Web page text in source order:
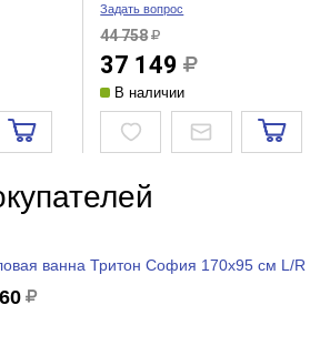
Задать вопрос
44 758
37 149
В наличии
ванна Тритон София 170x95 см L/R